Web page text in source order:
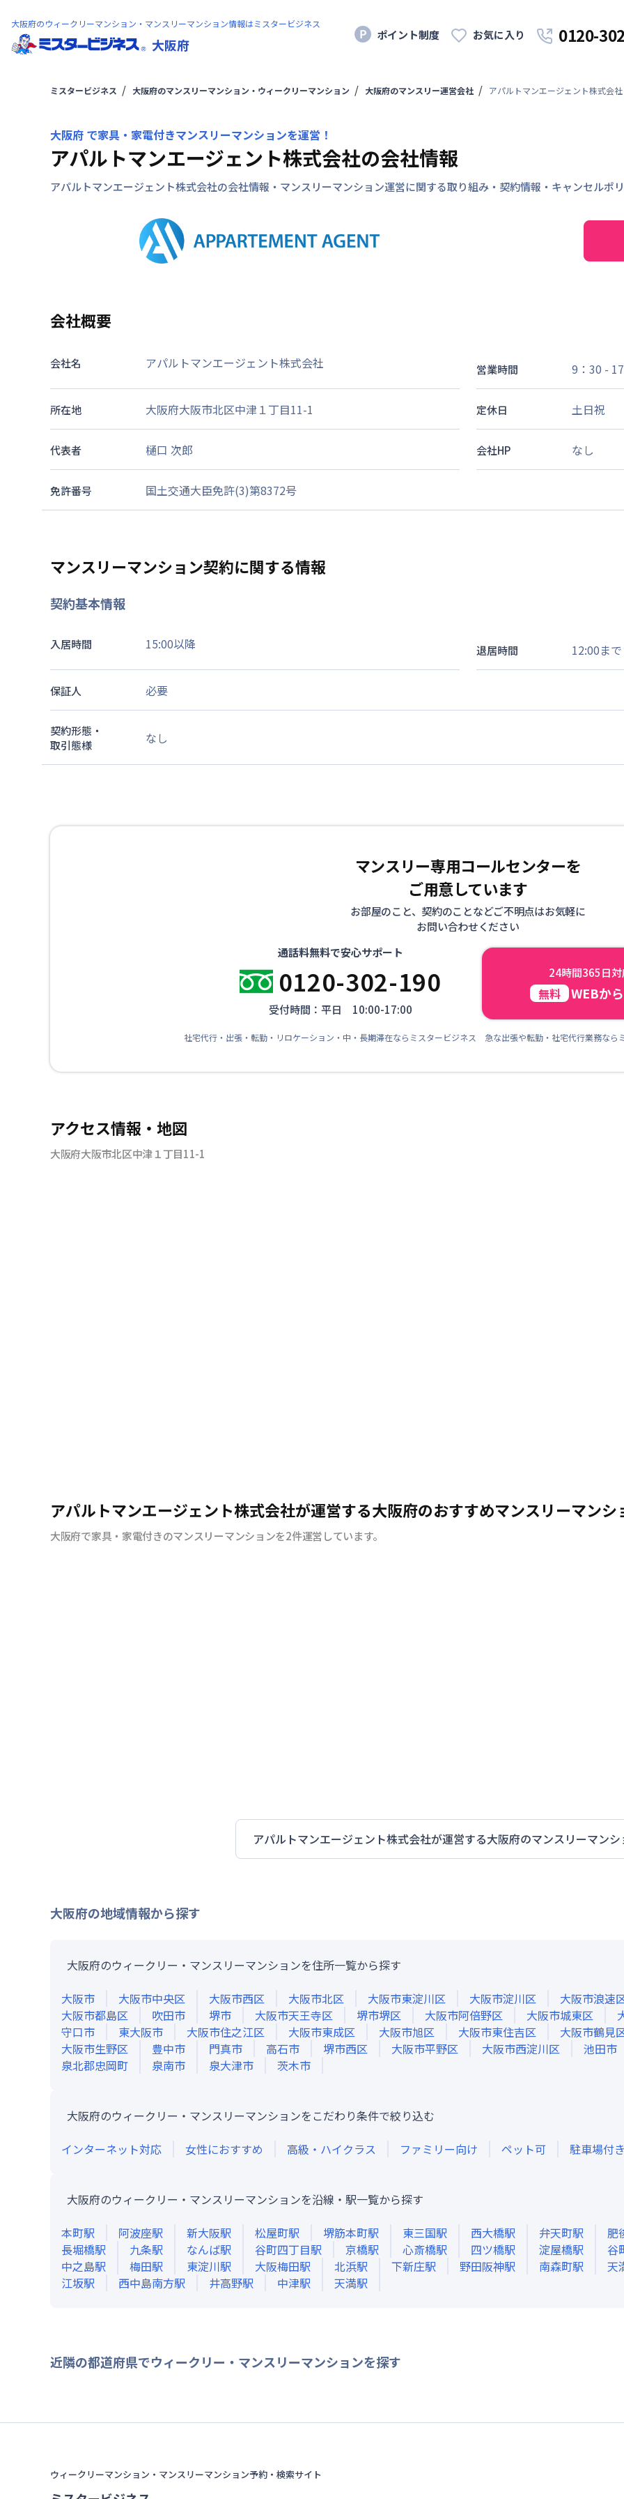
大阪府のウィークリーマンション・マンスリーマンション情報はミスタービジネス
大阪府
ポイント制度 お気に入り 0120-
ミスタービジネス 大阪府のマンスリーマンション・ウィークリーマンション 大阪府のマンスリー運営会社 アパルトマンエージェント株式会社
大阪府 で家具・家電付きマンスリーマンションを運営！
アパルトマンエージェント株式会社の会社情報
アパルトマンエージェント株式会社の会社情報・マンスリーマンション運営に関する取り組み・契約情報・キャンセルポ
会社概要
会社名 アパルトマンエージェント株式会社 営業時間 9：30 -
所在地 大阪府大阪市北区中津１丁目11-1 定休日 土日祝
代表者 樋口 次郎 会社HP なし
免許番号 国土交通大臣免許(3)第8372号
マンスリーマンション契約に関する情報
契約基本情報
入居時間 15:00以降 退居時間 12:00まで
保証人 必要
契約形態・
取引態様
なし
マンスリー専用コールセンターを
ご用意しています
お部屋のこと、契約のことなどご不明点はお気軽に
お問い合わせください
通話料無料で安心サポート
0120-302-190
受付時間：平日 10:00-17:00
24時間365日
無料 WEBか
社宅代行・出張・転勤・リロケーション・中・長期滞在ならミスタービジネス 急な出張や転勤・社宅代行業務なら
アクセス情報・地図
大阪府大阪市北区中津１丁目11-1
アパルトマンエージェント株式会社が運営する大阪府のおすすめマンスリーマンシ
大阪府で家具・家電付きのマンスリーマンションを2件運営しています。
アパルトマンエージェント株式会社が運営する大阪府のマンスリーマン
大阪府の地域情報から探す
大阪府のウィークリー・マンスリーマンションを住所一覧から探す
大阪市
大阪市中央区 大阪市西区 大阪市北区 大阪市東淀川区 大阪市淀川区
大阪市浪速
大阪市都島区
吹田市 堺市 大阪市天王寺区 堺市堺区 大阪市阿倍野区 大阪市城東区
守口市
東大阪市 大阪市住之江区 大阪市東成区 大阪市旭区 大阪市東住吉区
大阪市鶴見
大阪市生野区
豊中市 門真市 高石市 堺市西区 大阪市平野区 大阪市西淀川区
池田市
泉北郡忠岡町
泉南市 泉大津市 茨木市
大阪府のウィークリー・マンスリーマンションをこだわり条件で絞り込む
インターネット対応
女性におすすめ 高級・ハイクラス ファミリー向け ペット可 駐車場付
大阪府のウィークリー・マンスリーマンションを沿線・駅一覧から探す
本町駅 阿波座駅 新大阪駅 松屋町駅 堺筋本町駅 東三国駅 西大橋駅 弁天町駅
肥
長堀橋駅 九条駅 なんば駅 谷町四丁目駅 京橋駅 心斎橋駅 四ツ橋駅 淀屋橋駅
谷
中之島駅 梅田駅 東淀川駅 大阪梅田駅 北浜駅 下新庄駅 野田阪神駅 南森町駅
天
江坂駅 西中島南方駅 井高野駅 中津駅 天満駅
近隣の都道府県でウィークリー・マンスリーマンションを探す
ウィークリーマンション・マンスリーマンション予約・検索サイト